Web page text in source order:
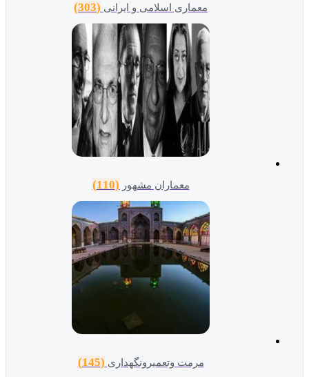
معماری اسلامی و ایرانی (303)
معماران مشهور (110)
مرمت وتعمیرونگهداری(145)